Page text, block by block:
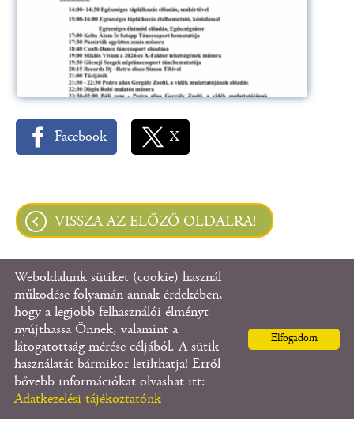
Facebook X
VISSZA AZ ELŐZŐ OLDALRA!
© 2026 - Hahót Község Önkormányzata
Oldal információklAdatkezelési tájékoztatól
Impresszum
Elfogadom
Weboldalunk sütiket (cookie) használ
működése folyamán annak érdekében,
hogy a legjobb felhasználói élményt
nyújthassa Önnek, valamint a
látogatottság mérése céljából. A sütik
használatát bármikor letilthatja! Erről
bővebb információkat olvashat itt:
Adatkezelési tájékoztatónk